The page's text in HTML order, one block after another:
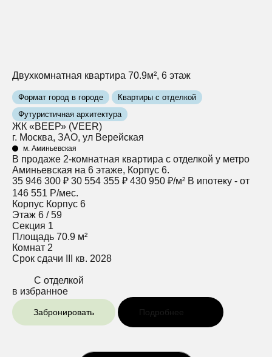
Двухкомнатная квартира 70.9м², 6 этаж
Формат город в городе
Квартиры с отделкой
Футуристичная архитектура
ЖК «ВЕЕР» (VEER)
г. Москва, ЗАО, ул Верейская
м. Аминьевская
В продаже 2-комнатная квартира с отделкой у метро
Аминьевская на 6 этаже, Корпус 6.
35 946 300 ₽ 30 554 355 ₽ 430 950 ₽/м² В ипотеку - от
146 551 Р/мес.
Корпус Корпус 6
Этаж 6 / 59
Секция 1
Площадь 70.9 м²
Комнат 2
Срок сдачи
III кв. 2028
С отделкой
в избранное
Забронировать Подробнее